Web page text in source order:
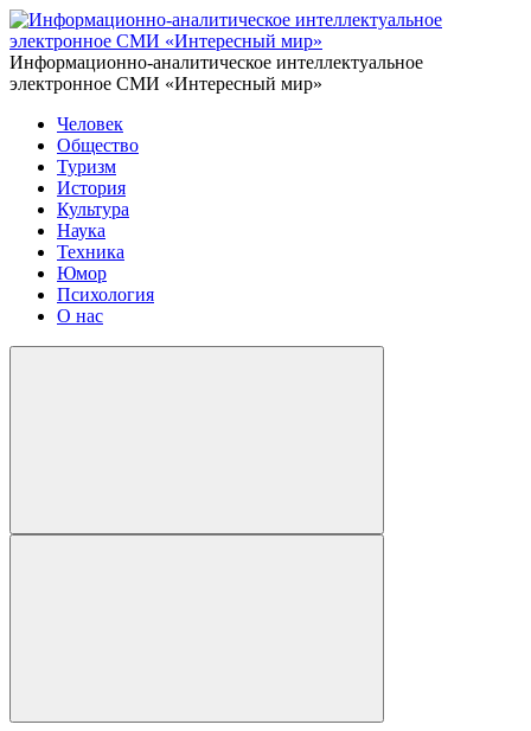
Информационно-аналитическое интеллектуальное
электронное СМИ «Интересный мир»
Человек
Общество
Туризм
История
Культура
Наука
Техника
Юмор
Психология
О нас